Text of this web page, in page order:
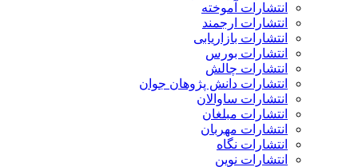
انتشارات آموخته
انتشارات ارجمند
انتشارات بازاریابی
انتشارات بورس
انتشارات چالش
انتشارات دانش پژوهان جوان
انتشارات ساوالان
انتشارات مبلغان
انتشارات مهربان
انتشارات نگاه
انتشارات نوین